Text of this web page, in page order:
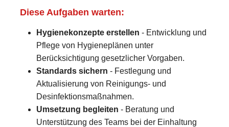
Diese Aufgaben warten:
Hygienekonzepte erstellen - Entwicklung und
Pflege von Hygieneplänen unter
Berücksichtigung gesetzlicher Vorgaben.
Standards sichern - Festlegung und
Aktualisierung von Reinigungs- und
Desinfektionsmaßnahmen.
Umsetzung begleiten - Beratung und
Unterstützung des Teams bei der Einhaltung